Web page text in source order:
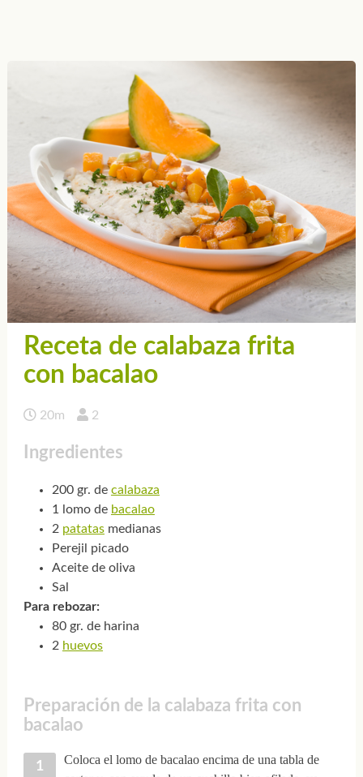
Receta de calabaza frita
con bacalao
20m 2
Ingredientes
200 gr. de calabaza
1 lomo de bacalao
2 patatasmedianas
Perejil picado
Aceite de oliva
Sal
Para rebozar:
80 gr. de harina
2 huevos
Preparación de la calabaza frita con
bacalao
Coloca el lomo de bacalao encima de una tabla de